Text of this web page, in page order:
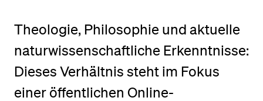
Theologie, Philosophie und aktuelle
naturwissenschaftliche Erkenntnisse:
Dieses Verhältnis steht im Fokus
einer öffentlichen Online-
Forschende
Mitarbeitende
Alumni
Stellensuchende